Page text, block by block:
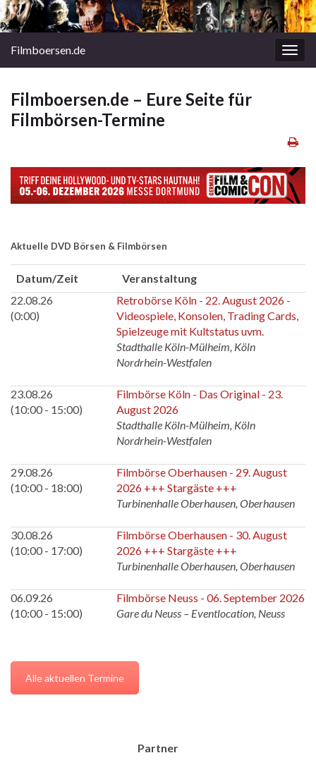
Filmboersen.de
Filmboersen.de – Eure Seite für
Filmbörsen-Termine
Aktuelle DVD Börsen & Filmbörsen
Datum/Zeit
Veranstaltung
22.08.26
(0:00)
Retrobörse Köln - 22. August 2026 -
Videospiele, Konsolen, Trading Cards,
Spielzeuge mit Kultstatus uvm.
Stadthalle Köln-Mülheim, Köln
Nordrhein-Westfalen
23.08.26
(10:00 - 15:00)
Filmbörse Köln - Das Original - 23.
August 2026
Stadthalle Köln-Mülheim, Köln
Nordrhein-Westfalen
29.08.26
(10:00 - 18:00)
Filmbörse Oberhausen - 29. August
2026 +++ Stargäste +++
Turbinenhalle Oberhausen, Oberhausen
30.08.26
(10:00 - 17:00)
Filmbörse Oberhausen - 30. August
2026 +++ Stargäste +++
Turbinenhalle Oberhausen, Oberhausen
06.09.26
(10:00 - 15:00)
Filmbörse Neuss - 06. September 2026
Gare du Neuss – Eventlocation, Neuss
Alle aktuellen Termine
Partner